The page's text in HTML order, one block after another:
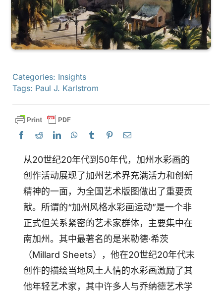
活动
博客
资源
查找零售商
订阅
Categories: Insights
Tags: Paul J. Karlstrom
从20世纪20年代到50年代，加州水彩画的
创作活动展现了加州艺术界充满活力和创新
精神的一面，为全国艺术版图做出了重要贡
献。所谓的“加州风格水彩画运动”是一个非
正式但关系紧密的艺术家群体，主要集中在
南加州。其中最著名的是米勒德·希茨
（Millard Sheets），他在20世纪20年代末
创作的描绘当地风土人情的水彩画激励了其
他年轻艺术家，其中许多人与乔纳德艺术学